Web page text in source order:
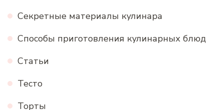
Секретные материалы кулинара
Способы приготовления кулинарных блюд
Статьи
Тесто
Торты